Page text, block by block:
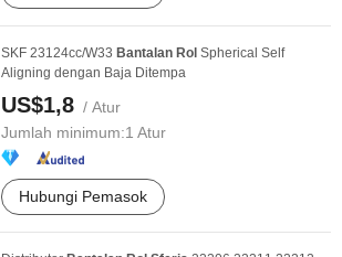
SKF 23124cc/W33 Bantalan Rol Spherical Self
Aligning dengan Baja Ditempa
US$1,8 / Atur
Jumlah minimum:1 Atur
Hubungi Pemasok